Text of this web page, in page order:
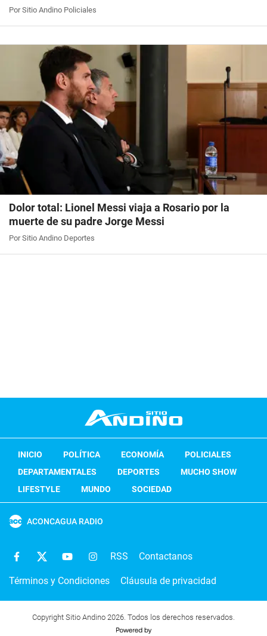
Por Sitio Andino Policiales
Dolor total: Lionel Messi viaja a Rosario por la
muerte de su padre Jorge Messi
Por Sitio Andino Deportes
INICIO POLÍTICA ECONOMÍA
POLICIALES
DEPARTAMENTALES
DEPORTES
MUCHO SHOW
LIFESTYLE
MUNDO SOCIEDAD
ACONCAGUA RADIO
RSS Contactanos
Términos y Condiciones Cláusula de privacidad
Copyright Sitio Andino 2026. Todos los derechos reservados.